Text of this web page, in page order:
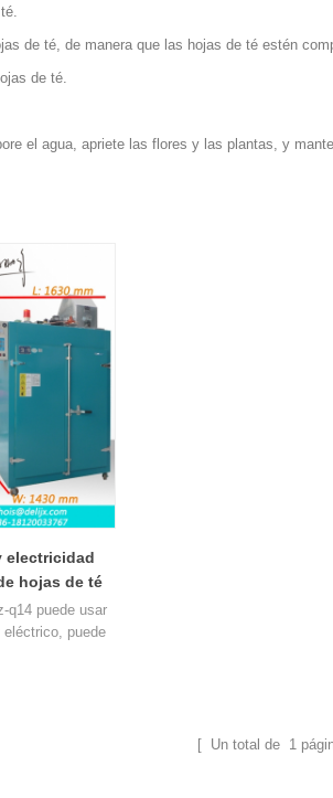
de té, de manera que las hojas de té estén
de té.
el agua, apriete las flores y las plantas, y
electricidad
hojas de té
q14 puede usar
puede
[ Un total de 1